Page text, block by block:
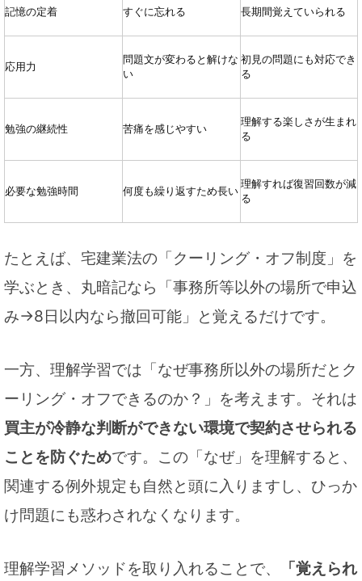
記憶の定着 すぐに忘れる 長期間覚えていられる
応用力
問題文が変わると解けな
い
初見の問題にも対応でき
る
勉強の継続性 苦痛を感じやすい
理解する楽しさが生まれ
る
必要な勉強時間 何度も繰り返すため長い
理解すれば復習回数が減
る
たとえば、宅建業法の「クーリング・オフ制度」を
学ぶとき、丸暗記なら「事務所等以外の場所で申込
み→8日以内なら撤回可能」と覚えるだけです。
一方、理解学習では「なぜ事務所以外の場所だとク
ーリング・オフできるのか？」を考えます。それは
買主が冷静な判断ができない環境で契約させられる
ことを防ぐためです。この「なぜ」を理解すると、
関連する例外規定も自然と頭に入りますし、ひっか
け問題にも惑わされなくなります。
理解学習メソッドを取り入れることで、
「覚えられ